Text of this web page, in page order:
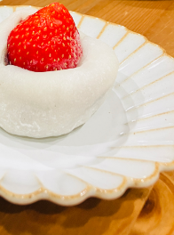
Twitter
〜17:30）